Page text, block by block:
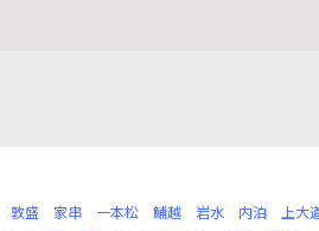
敦盛 家串 一本松 鯆越 岩水 内泊 上大